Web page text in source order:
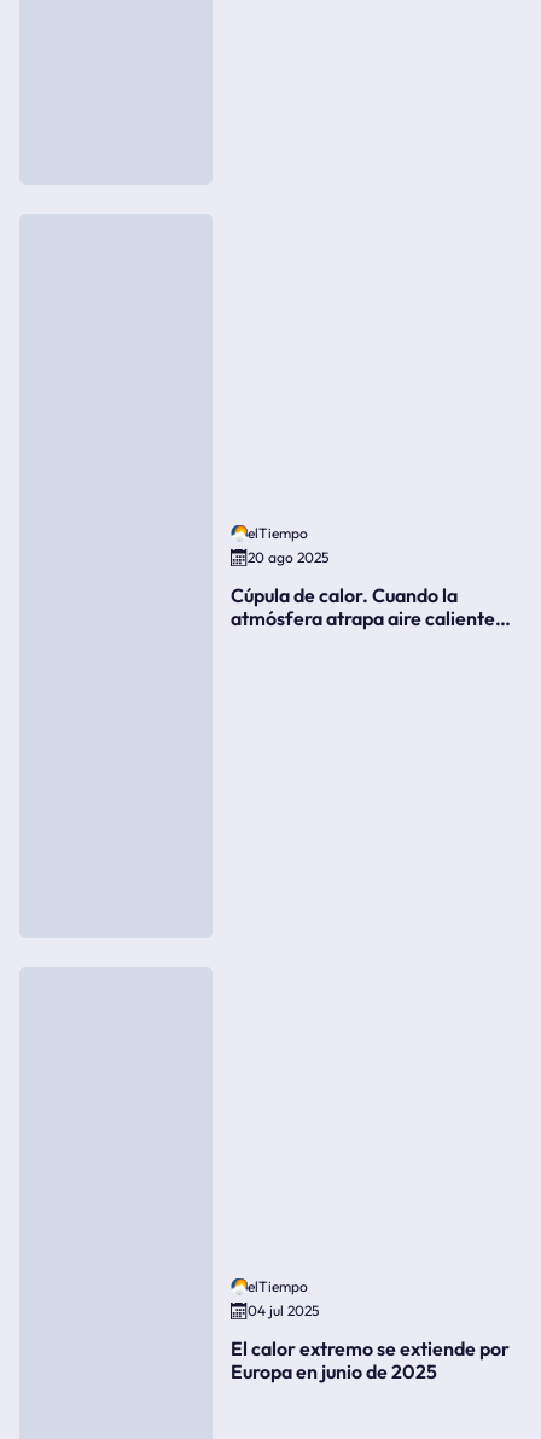
elTiempo
20 ago 2025
Cúpula de calor. Cuando la
atmósfera atrapa aire caliente
elTiempo
04 jul 2025
El calor extremo se extiende por
Europa en junio de 2025